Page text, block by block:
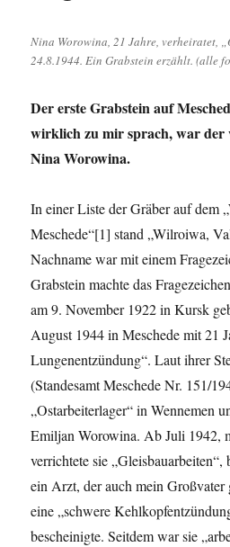
Nina Worowina, 21 Jahre, verheiratet,
24.8.1944. Ein Grabstein erzählt. (alle
Der erste Grabstein auf
wirklich zu mir sprach, war der
Nina Worowina.
In einer Liste der Gräber auf dem
Meschede“[1] stand „Wilroiwa,
Nachname war mit einem
Grabstein machte das
am 9. November 1922 in Kursk
August 1944 in Meschede mit 21
Lungenentzündung“. Laut ihrer
(Standesamt Meschede Nr. 151/
„Ostarbeiterlager“ in Wennemen
Emiljan Worowina. Ab Juli 1942,
verrichtete sie
ein Arzt, der auch mein Großvater
eine „schwere
bescheinigte. Seitdem war sie